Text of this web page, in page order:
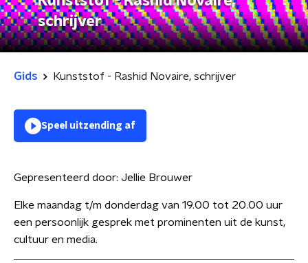
schrijver
Gids Kunststof - Rashid Novaire, schrijver
Speel uitzending af
Gepresenteerd door: Jellie Brouwer
Elke maandag t/m donderdag van 19.00 tot 20.00 uur
een persoonlijk gesprek met prominenten uit de kunst,
cultuur en media.